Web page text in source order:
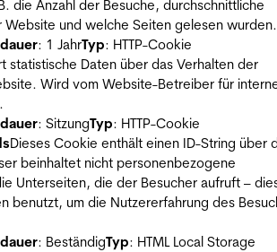
die Anzahl der Besuche, durchschnittliche
Website und welche Seiten gelesen wurden.
: 1 JahrTyp: HTTP-Cookie
statistische Daten über das Verhalten der
Wird vom Website-Betreiber für
: SitzungTyp: HTTP-Cookie
Dieses Cookie enthält einen ID-String über
beinhaltet nicht personenbezogene
Unterseiten, die der Besucher aufruft –
benutzt, um die Nutzererfahrung des
: BeständigTyp: HTML Local Storage